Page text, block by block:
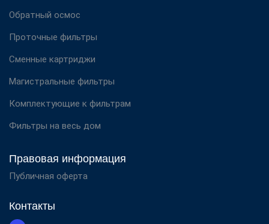
Обратный осмос
Проточные фильтры
Сменные картриджи
Магистральные фильтры
Комплектующие к фильтрам
Фильтры на весь дом
Правовая информация
Публичная оферта
Контакты